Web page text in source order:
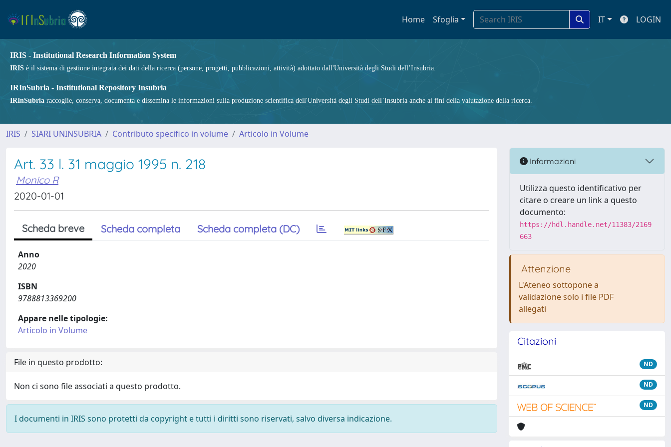
Home Sfoglia IT LOGIN
IRIS - Institutional Research Information System
IRIS è il sistema di gestione integrata dei dati della ricerca (persone, progetti, pubblicazioni, attività) adottato dall'Università degli Studi dell’Insubria.
IRInSubria - Institutional Repository Insubria
IRInSubria raccoglie, conserva, documenta e dissemina le informazioni sulla produzione scientifica dell'Università degli Studi dell’Insubria anche ai fini della valutazione della ricerca.
IRIS SIARI UNINSUBRIA Contributo specifico in volume Articolo in Volume
Art. 33 l. 31 maggio 1995 n. 218
Monico R
2020-01-01
Scheda breve Scheda completa Scheda completa (DC)
Anno
2020
ISBN
9788813369200
Appare nelle tipologie:
Articolo in Volume
File in questo prodotto:
Non ci sono file associati a questo prodotto.
I documenti in IRIS sono protetti da copyright e tutti i diritti sono riservati, salvo diversa indicazione.
Informazioni
Utilizza questo identificativo per
citare o creare un link a questo
documento:
https://hdl.handle.net/11383/2169
663
Attenzione
L'Ateneo sottopone a
validazione solo i file PDF
allegati
Citazioni
ND
ND
ND